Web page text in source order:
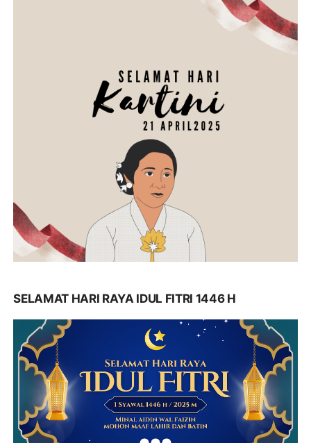
SELAMAT HARI RAYA IDUL FITRI 1446 H